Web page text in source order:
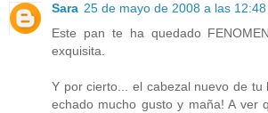
Sara 25 de mayo de 2008 a las 12:48
Este pan te ha quedado
exquisita.
Y por cierto... el cabezal nuevo de tu
echado mucho gusto y maña! A ver